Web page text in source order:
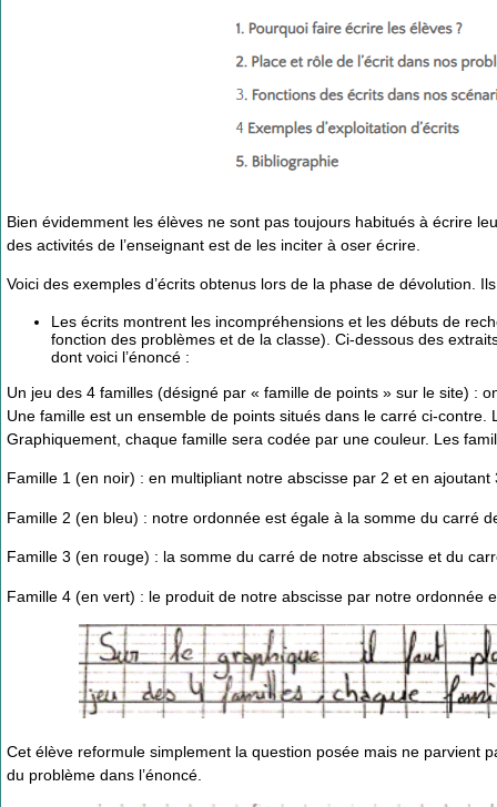
Bien évidemment les élèves ne sont pas toujours habitués à écrire
des activités de l’enseignant est de les inciter à oser écrire.
Voici des exemples d’écrits obtenus lors de la phase de dévolution.
Les écrits montrent les incompréhensions et les débuts de
fonction des problèmes et de la classe). Ci-dessous des
dont voici l’énoncé :
Un jeu des 4 familles (désigné par « famille de points » sur le site) :
Une famille est un ensemble de points situés dans le carré ci-
Graphiquement, chaque famille sera codée par une couleur. Les
Famille 1 (en noir) : en multipliant notre abscisse par 2 et en
Famille 2 (en bleu) : notre ordonnée est égale à la somme du carré
Famille 3 (en rouge) : la somme du carré de notre abscisse et du
Famille 4 (en vert) : le produit de notre abscisse par notre ordonnée
Cet élève reformule simplement la question posée mais ne parvient
du problème dans l’énoncé.